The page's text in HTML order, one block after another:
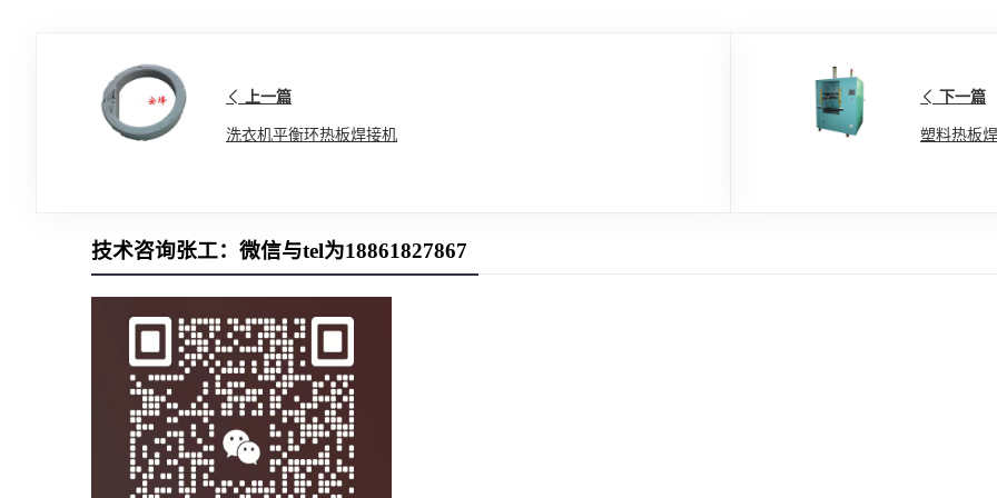
上一篇
洗衣机平衡环热板焊接机
下一篇
塑料热板
技术咨询张工：微信与tel为18861827867